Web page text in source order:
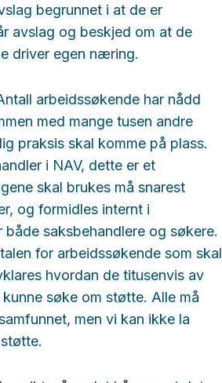
begrunnet i at de er
avslag og beskjed om at de
driver egen næring.
arbeidssøkende har nådd
med mange tusen andre
praksis skal komme på plass.
i NAV, dette er et
skal brukes må snarest
og formidles internt i
saksbehandlere og søkere.
for arbeidssøkende som skal
hvordan de titusenvis av
søke om støtte. Alle må
men vi kan ikke la